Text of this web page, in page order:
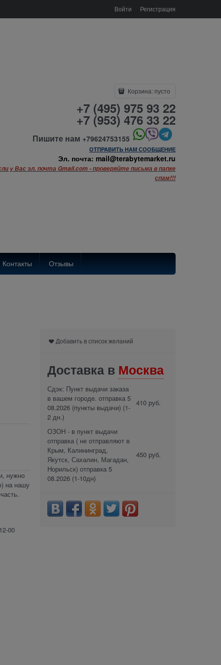
Войти Регистрация
Корзина: пусто
+7 (495) 975 93 22
+7 (953) 476 33 22
Пишите нам +79624753155
ОТПРАВИТЬ НАМ СООБЩЕНИЕ
Эл. почта: mail@terabytemarket.ru
у Вас эл. почта Gmail.com - проверяйте письма в папке
спам!!!
Контакты Отзывы
нужно
на нашу
00
Добавить в список желаний
Доставка в Москва
Сдэк: Пункт выдачи заказа
в вашем городе. отправка 5
08.2026 (пункты выдачи) (1-
2 дн.)
410 руб.
ОЗОН - в пункт выдачи
отправка ( не отправляют в
Крым, Калининград,
Якутск, Сахалин, Магадан,
Норильск) отправка 5
08.2026 (1-10дн)
450 руб.